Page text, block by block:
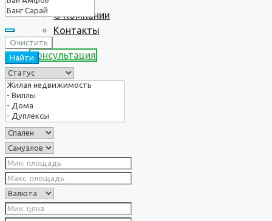
О Компании
Контакты
Консультация
Очистить
Найти